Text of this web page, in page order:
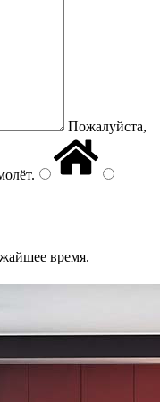
Пожалуйста,
.
время.